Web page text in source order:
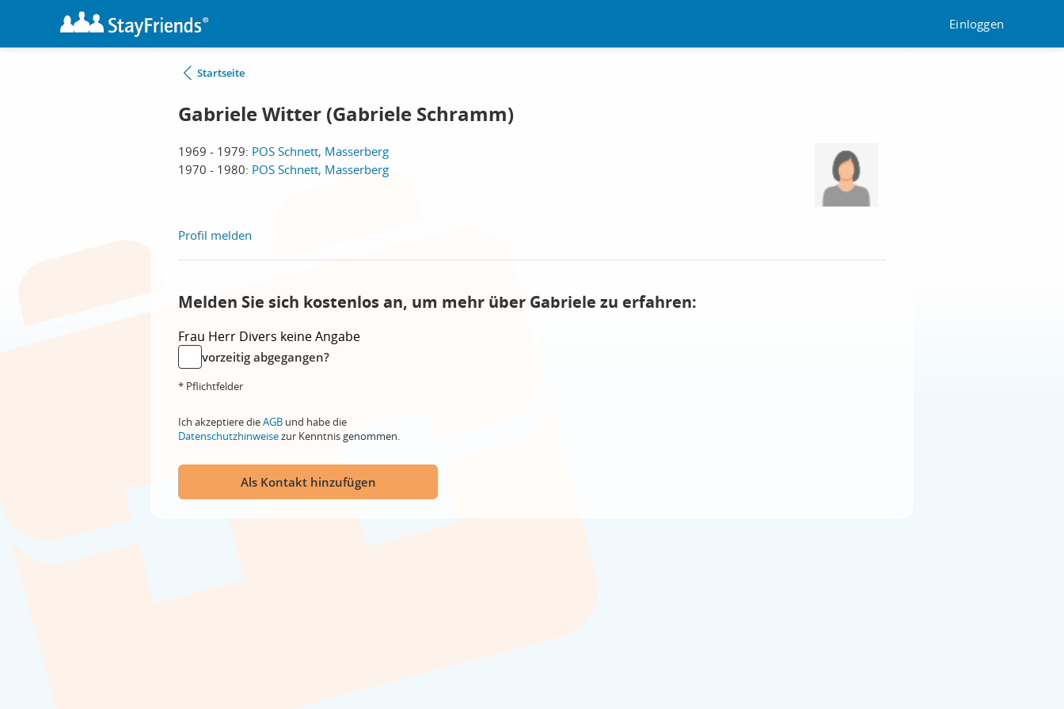
Einloggen
Startseite
Gabriele Witter (Gabriele Schramm)
1969 - 1979: POS Schnett, Masserberg
1970 - 1980: POS Schnett, Masserberg
Profil melden
Melden Sie sich kostenlos an, um mehr über Gabriele zu erfahren:
Frau Herr Divers keine Angabe
vorzeitig abgegangen?
* Pflichtfelder
Ich akzeptiere dieAGB und habe die
Datenschutzhinweisezur Kenntnis genommen.
Als Kontakt hinzufügen